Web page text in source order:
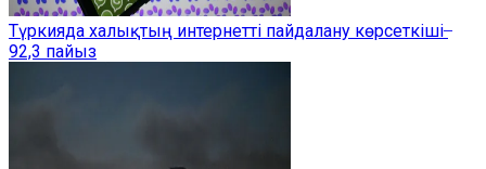
Түркияда халықтың интернетті пайдалану көрсеткіші ̶
92,3 пайыз